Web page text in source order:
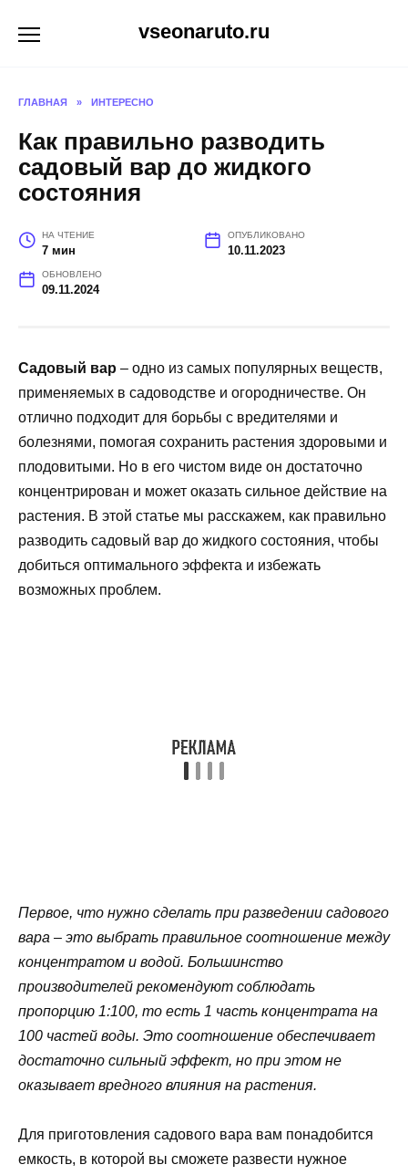
vseonaruto.ru
ГЛАВНАЯ » ИНТЕРЕСНО
Как правильно разводить
садовый вар до жидкого
состояния
НА ЧТЕНИЕ
7 мин
ОПУБЛИКОВАНО
10.11.2023
ОБНОВЛЕНО
09.11.2024
Садовый вар – одно из самых популярных веществ,
применяемых в садоводстве и огородничестве. Он
отлично подходит для борьбы с вредителями и
болезнями, помогая сохранить растения здоровыми и
плодовитыми. Но в его чистом виде он достаточно
концентрирован и может оказать сильное действие на
растения. В этой статье мы расскажем, как правильно
разводить садовый вар до жидкого состояния, чтобы
добиться оптимального эффекта и избежать
возможных проблем.
Первое, что нужно сделать при разведении садового
вара – это выбрать правильное соотношение между
концентратом и водой. Большинство
производителей рекомендуют соблюдать
пропорцию 1:100, то есть 1 часть концентрата на
100 частей воды. Это соотношение обеспечивает
достаточно сильный эффект, но при этом не
оказывает вредного влияния на растения.
Для приготовления садового вара вам понадобится
емкость, в которой вы сможете развести нужное